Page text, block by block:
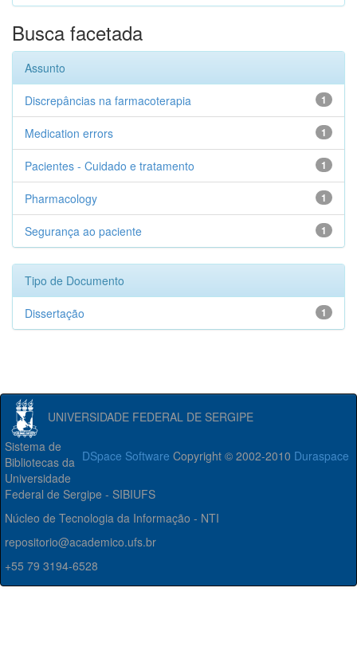
Busca facetada
Assunto
1
Discrepâncias na farmacoterapia
1
Medication errors
1
Pacientes - Cuidado e tratamento
1
Pharmacology
1
Segurança ao paciente
Tipo de Documento
1
Dissertação
UNIVERSIDADE FEDERAL DE SERGIPE
DSpace Software Copyright © 2002-2010 Duraspace
Sistema de
Bibliotecas da
Universidade
Federal de Sergipe - SIBIUFS
Núcleo de Tecnologia da Informação - NTI
repositorio@academico.ufs.br
+55 79 3194-6528